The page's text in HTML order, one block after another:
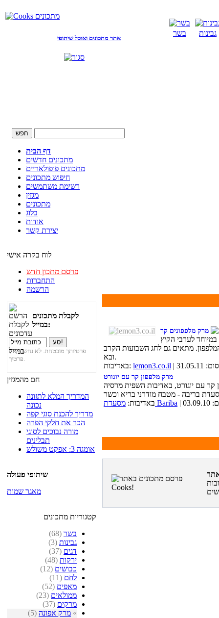
אתר מתכונים ואוכל שיתופי
בשר גבינות
דף הבית
מתכונים חדשים
מתכונים פופולאריים
חיפוש מתכונים
רשימת משתמשים
מגזין
מתכונים
בלוג
אודות
יצירת קשר
לוח בקרה אישי
פרסם מתכון חדש
התחברות
הרשמה
לקבלת מתכונים
במייל:
פרטיותך מובטחת. לא נחשוף את
פרטיך.
חם מהמגזין
המדריך המלא לתזונה
נכונה
מדריך להכנת סוגי קפה
הכר את חלקי הפרה
מורה נבוכים לסוגי
תבלינים
אומגה 3: אפקט משולש
שיתופי פעולה
מאגר שמות
קטגוריות מתכונים
בשר (68)
גבינות (3)
דגים (37)
ירקות (48)
כבושים (12)
לחם (11)
מאפים (52)
ממולאים (23)
מרקים (37)
» מרק אפונה (5)
מרק מלפפונים קר
לערבי הקיץ
מתאים גם לחג השבועות הקרב
ובא.
באדיבות: lemon3.co.il
מרק מלפפון קר עם יוגורט
קר עם יוגורט, באדיבות השפית מרסיה
באדיבות: מסעדת Bariba